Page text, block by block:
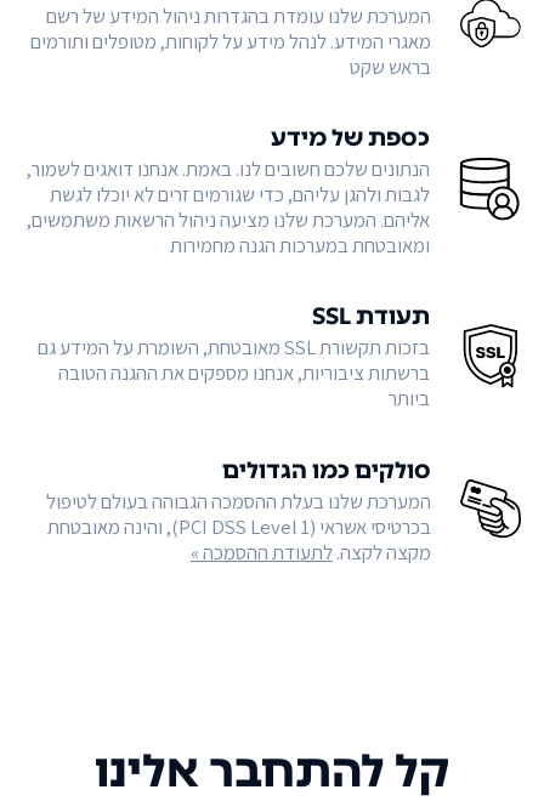
המערכת שלנו עומדת בהגדרות ניהול המידע של רשם
מאגרי המידע. לנהל מידע על לקוחות, מטופלים ותורמים
בראש שקט
כספת של מידע
הנתונים שלכם חשובים לנו. באמת. אנחנו דואגים לשמור,
לגבות ולהגן עליהם, כדי שגורמים זרים לא יוכלו לגשת
אליהם. המערכת שלנו מציעה ניהול הרשאות משתמשים,
ומאובטחת במערכות הגנה מחמירות
תעודת SSL
בזכות תקשורת SSL מאובטחת, השומרת על המידע גם
ברשתות ציבוריות, אנחנו מספקים את ההגנה הטובה
ביותר
סולקים כמו הגדולים
המערכת שלנו בעלת ההסמכה הגבוהה בעולם לטיפול
בכרטיסי אשראי (PCI DSS Level 1), והינה מאובטחת
מקצה לקצה.לתעודת ההסמכה »
קל להתחבר אלינו